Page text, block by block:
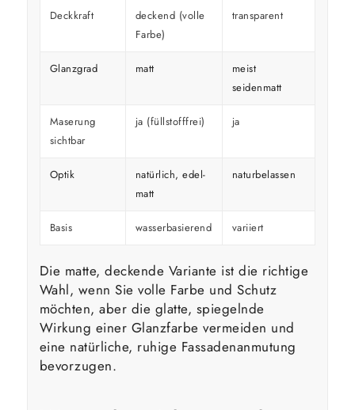
Deckkraft
deckend (volle
Farbe)
transparent
Glanzgrad matt
meist
seidenmatt
Maserung
sichtbar
ja (füllstofffrei) ja
Optik
natürlich, edel-
matt
naturbelassen
Basis wasserbasierend variiert
Die matte, deckende Variante ist die richtige
Wahl, wenn Sie volle Farbe und Schutz
möchten, aber die glatte, spiegelnde
Wirkung einer Glanzfarbe vermeiden und
eine natürliche, ruhige Fassadenanmutung
bevorzugen.